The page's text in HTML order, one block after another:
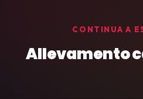
CONTINUA A
Allevamento